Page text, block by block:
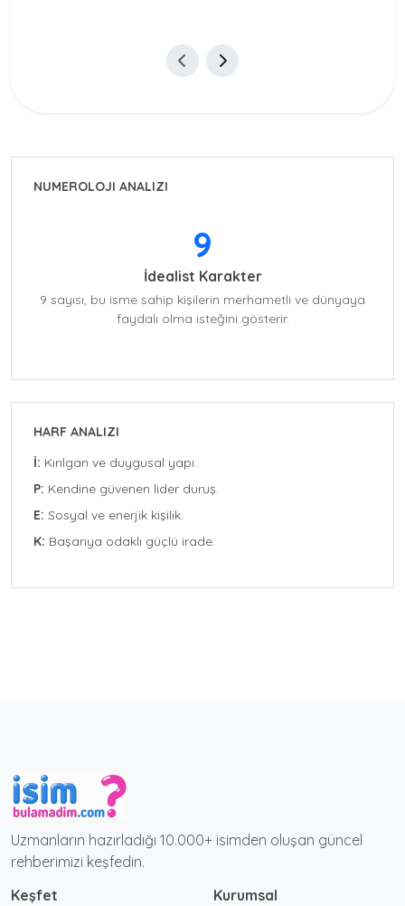
NUMEROLOJI ANALIZI
9
İdealist Karakter
9 sayısı, bu isme sahip kişilerin merhametli ve dünyaya
faydalı olma isteğini gösterir.
HARF ANALIZI
İ: Kırılgan ve duygusal yapı.
P: Kendine güvenen lider duruş.
E: Sosyal ve enerjik kişilik.
K: Başarıya odaklı güçlü irade.
Uzmanların hazırladığı 10.000+ isimden oluşan güncel
rehberimizi keşfedin.
Keşfet
Kurumsal